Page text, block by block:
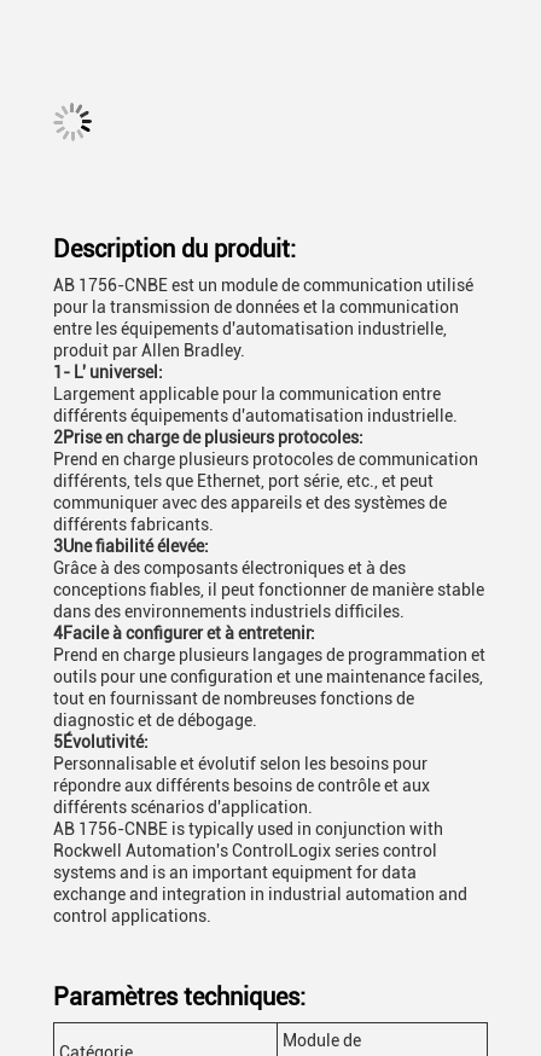
Description du produit:
AB 1756-CNBE est un module de communication utilisé
pour la transmission de données et la communication
entre les équipements d'automatisation industrielle,
produit par Allen Bradley.
1- L' universel:
Largement applicable pour la communication entre
différents équipements d'automatisation industrielle.
2Prise en charge de plusieurs protocoles:
Prend en charge plusieurs protocoles de communication
différents, tels que Ethernet, port série, etc., et peut
communiquer avec des appareils et des systèmes de
différents fabricants.
3Une fiabilité élevée:
Grâce à des composants électroniques et à des
conceptions fiables, il peut fonctionner de manière stable
dans des environnements industriels difficiles.
4Facile à configurer et à entretenir:
Prend en charge plusieurs langages de programmation et
outils pour une configuration et une maintenance faciles,
tout en fournissant de nombreuses fonctions de
diagnostic et de débogage.
5Évolutivité:
Personnalisable et évolutif selon les besoins pour
répondre aux différents besoins de contrôle et aux
différents scénarios d'application.
AB 1756-CNBE is typically used in conjunction with
Rockwell Automation's ControlLogix series control
systems and is an important equipment for data
exchange and integration in industrial automation and
control applications.
Paramètres techniques:
Module de